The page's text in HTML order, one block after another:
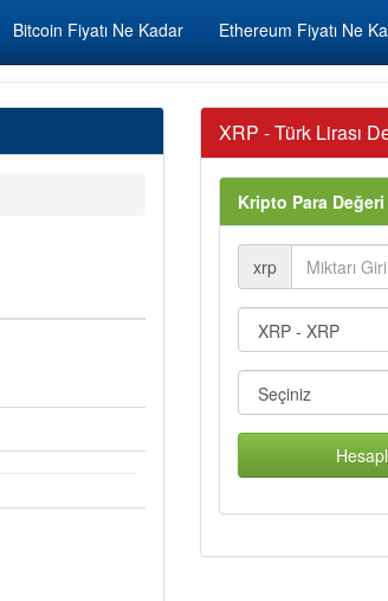
Bitcoin Fiyatı Ne Kadar Ethereum Fiyatı Ne
XRP - Türk Lirası
Kripto Para
xrp